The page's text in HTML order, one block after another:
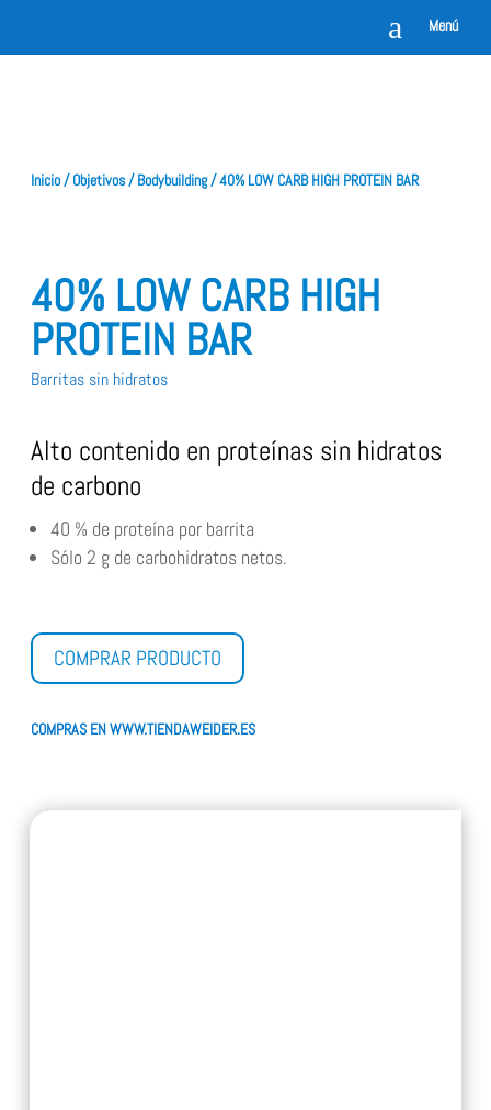
a Menú
Inicio/Objetivos/Bodybuilding/ 40% LOW CARB HIGH PROTEIN BAR
40% LOW CARB HIGH
PROTEIN BAR
Barritas sin hidratos
Alto contenido en proteínas sin hidratos
de carbono
40 % de proteína por barrita
Sólo 2 g de carbohidratos netos.
COMPRAR PRODUCTO
COMPRAS EN WWW.TIENDAWEIDER.ES